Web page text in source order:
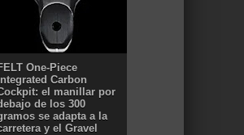
One-Piece
Carbon
el manillar por
de los 300
se adapta a la
y el Gravel